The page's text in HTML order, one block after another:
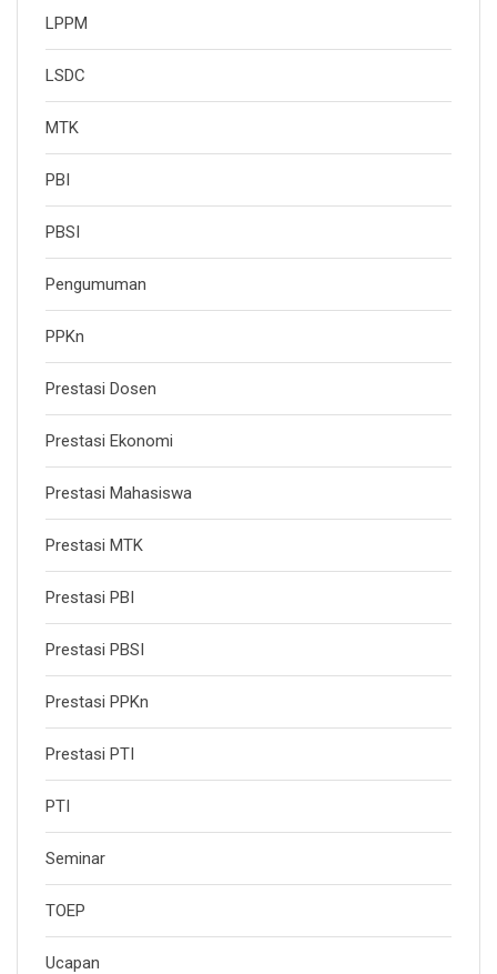
LPPM
LSDC
MTK
PBI
PBSI
Pengumuman
PPKn
Prestasi Dosen
Prestasi Ekonomi
Prestasi Mahasiswa
Prestasi MTK
Prestasi PBI
Prestasi PBSI
Prestasi PPKn
Prestasi PTI
PTI
Seminar
TOEP
Ucapan